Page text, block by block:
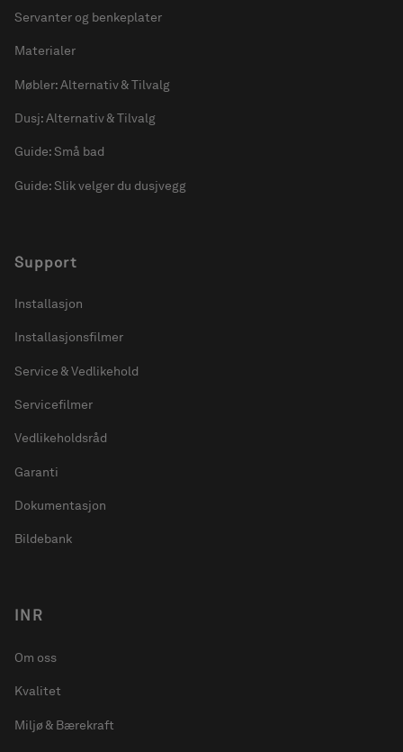
Servanter og benkeplater
Materialer
Møbler: Alternativ & Tilvalg
Dusj: Alternativ & Tilvalg
Guide: Små bad
Guide: Slik velger du dusjvegg
Support
Installasjon
Installasjonsfilmer
Service & Vedlikehold
Servicefilmer
Vedlikeholdsråd
Garanti
Dokumentasjon
Bildebank
INR
Om oss
Kvalitet
Miljø & Bærekraft